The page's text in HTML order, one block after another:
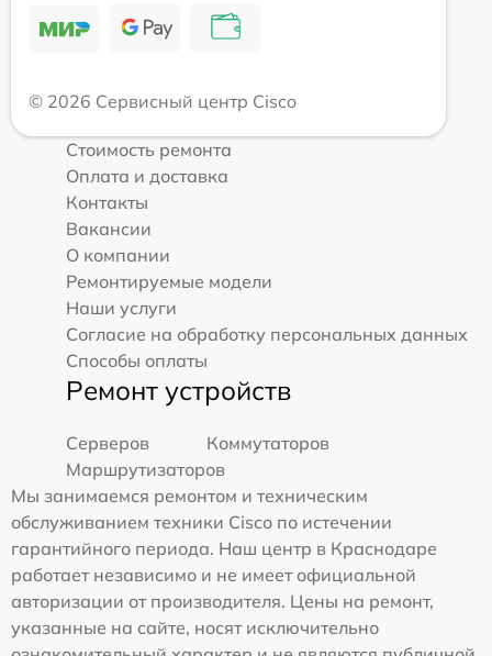
© 2026 Сервисный центр Cisco
Стоимость ремонта
Оплата и доставка
Контакты
Вакансии
О компании
Ремонтируемые модели
Наши услуги
Согласие на обработку персональных данных
Способы оплаты
Ремонт устройств
Серверов
Коммутаторов
Маршрутизаторов
Мы занимаемся ремонтом и техническим
обслуживанием техники Cisco по истечении
гарантийного периода. Наш центр в Краснодаре
работает независимо и не имеет официальной
авторизации от производителя. Цены на ремонт,
указанные на сайте, носят исключительно